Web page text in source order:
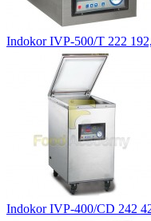
Indokor IVP-500/T 222
Indokor IVP-400/CD 242